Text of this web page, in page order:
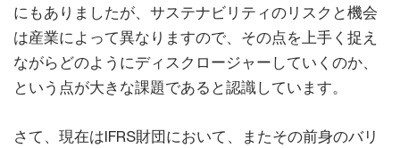
にもありましたが、サステナビリティのリスクと機会
は産業によって異なりますので、その点を上手く捉え
ながらどのようにディスクロージャーしていくのか、
という点が大きな課題であると認識しています。
さて、現在はIFRS財団において、またその前身のバリ